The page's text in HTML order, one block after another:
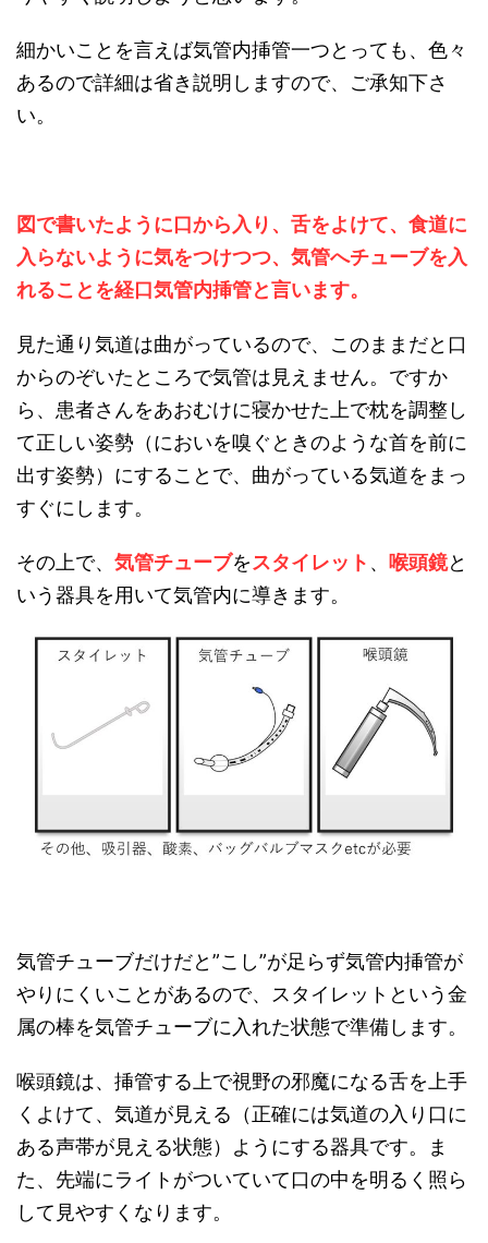
細かいことを言えば気管内挿管一つとっても、色々
あるので詳細は省き説明しますので、ご承知下さ
い。
図で書いたように口から入り、舌をよけて、食道に
入らないように気をつけつつ、気管へチューブを入
れることを経口気管内挿管と言います。
見た通り気道は曲がっているので、このままだと口
からのぞいたところで気管は見えません。ですか
ら、患者さんをあおむけに寝かせた上で枕を調整し
て正しい姿勢（においを嗅ぐときのような首を前に
出す姿勢）にすることで、曲がっている気道をまっ
すぐにします。
その上で、 気管チューブをスタイレット 、 喉頭鏡と
いう器具を用いて気管内に導きます。
気管チューブだけだと”こし”が足らず気管内挿管が
やりにくいことがあるので、スタイレットという金
属の棒を気管チューブに入れた状態で準備します。
喉頭鏡は、挿管する上で視野の邪魔になる舌を上手
くよけて、気道が見える（正確には気道の入り口に
ある声帯が見える状態）ようにする器具です。ま
た、先端にライトがついていて口の中を明るく照ら
して見やすくなります。